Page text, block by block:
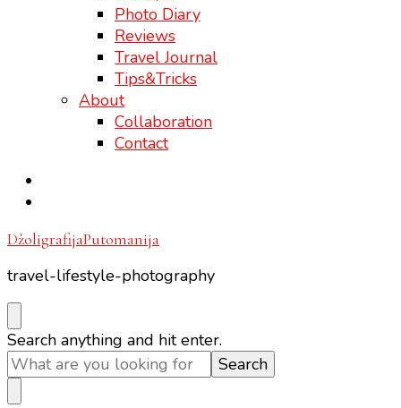
Photo Diary
Reviews
Travel Journal
Tips&Tricks
About
Collaboration
Contact
DžoligrafijaPutomanija
travel-lifestyle-photography
Looking
for
Something?
Search anything and hit enter.